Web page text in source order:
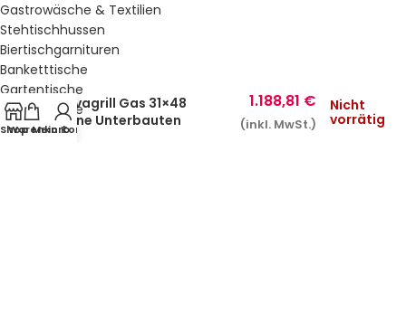
Gastrowäsche & Textilien
Stehtischhussen
Biertischgarnituren
Banketttische
Gartentische
Gartenstühle
Küche & Bar
Shop
Warenkorb
Mein Konto
Lavagrill Gas 31×48
ohne Unterbauten
1.188,81 €
(inkl. MwSt.)
Nicht
vorrätig